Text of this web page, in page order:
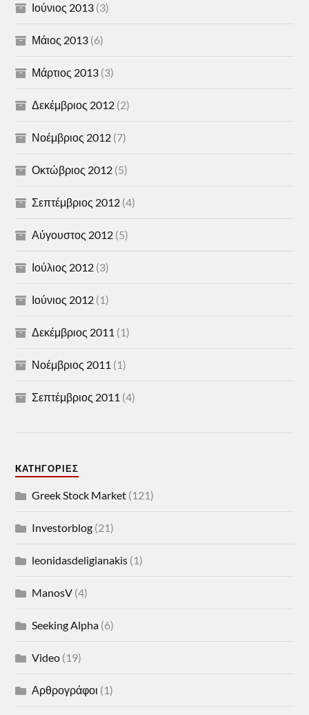
Ιούνιος 2013 (3)
Μάιος 2013 (6)
Μάρτιος 2013 (3)
Δεκέμβριος 2012 (2)
Νοέμβριος 2012 (7)
Οκτώβριος 2012 (5)
Σεπτέμβριος 2012 (4)
Αύγουστος 2012 (5)
Ιούλιος 2012 (3)
Ιούνιος 2012 (1)
Δεκέμβριος 2011 (1)
Νοέμβριος 2011 (1)
Σεπτέμβριος 2011 (4)
KΑΤΗΓΟΡΊΕΣ
Greek Stock Market (121)
Investorblog (21)
leonidasdeligianakis (1)
ManosV (4)
Seeking Alpha (6)
Video (19)
Αρθρογράφοι (1)